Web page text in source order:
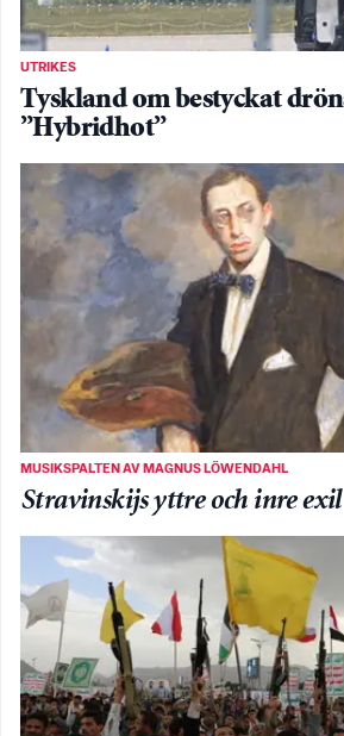
UTRIKES
Tyskland om bestyckat
”Hybridhot”
MUSIKSPALTEN AV MAGNUS LÖWENDAHL
Stravinskijs yttre och inre exil